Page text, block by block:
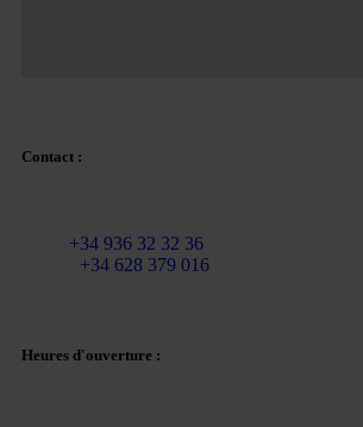
Contact :
+34 936 32 32 36
+34 628 379 016
Heures d'ouverture :